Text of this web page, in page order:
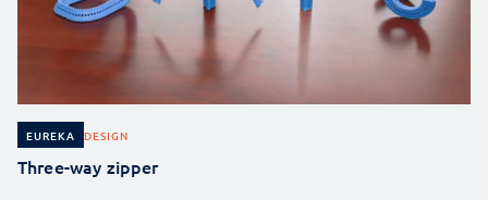
EUREKA DESIGN
Three-way zipper